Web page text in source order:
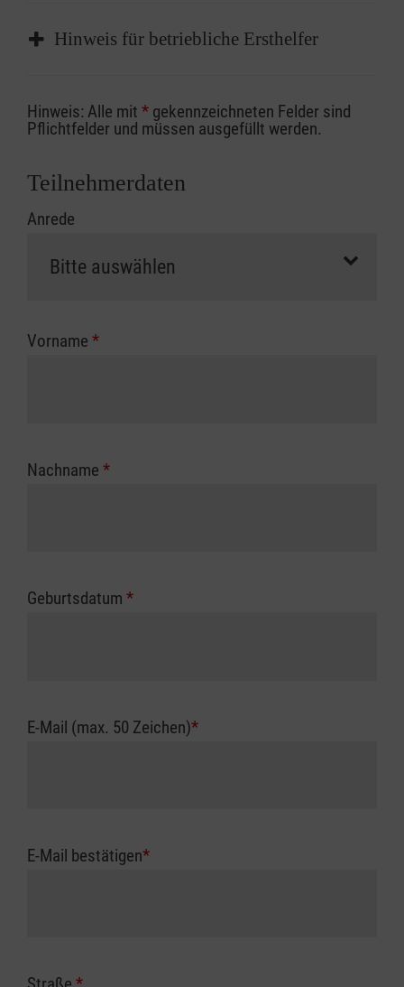
Hinweis für betriebliche Ersthelfer
Sofern Sie ein Kostenübernahmeverfahren
Ihrer Berufsgenossenschaft / Unfallkasse
Abrechnungsunterlagen spätestens zu
erfolgt eine Abrechnung der vollen Kursgebühr
Die notwendigen Formulare für die
zuständigen Berufsgenossenschaft oder
Hinweis: Alle mit * gekennzeichneten Felder sind
Pflichtfelder und müssen ausgefüllt werden.
Teilnehmerdaten
Anrede
Vorname *
Nachname *
Geburtsdatum *
E-Mail (max. 50 Zeichen)*
E-Mail bestätigen*